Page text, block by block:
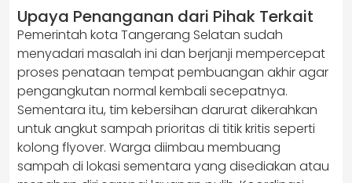
Upaya Penanganan dari Pihak Terkait
Pemerintah kota Tangerang Selatan sudah
menyadari masalah ini dan berjanji mempercepat
proses penataan tempat pembuangan akhir agar
pengangkutan normal kembali secepatnya.
Sementara itu, tim kebersihan darurat dikerahkan
untuk angkut sampah prioritas di titik kritis seperti
kolong flyover. Warga diimbau membuang
sampah di lokasi sementara yang disediakan atau